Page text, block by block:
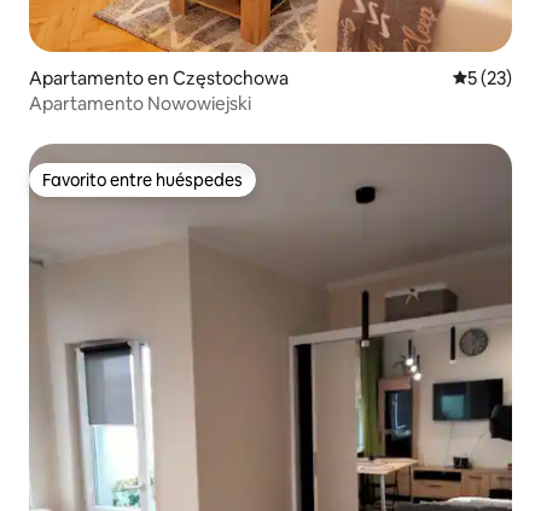
Apartamento en Częstochowa
5 (23)
Apartamento Nowowiejski
Favorito entre huéspedes
Favorito entre huéspedes